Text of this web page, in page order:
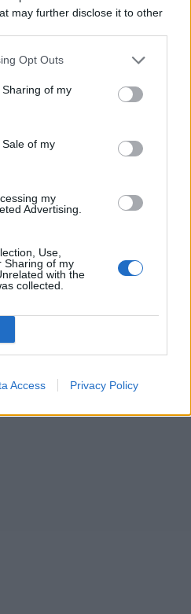
may further disclose it to other
Opt Outs
of my
of my
my
Advertising.
Use,
Sharing of my
with the
collected.
Access Privacy Policy